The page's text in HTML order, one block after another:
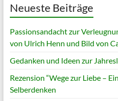
Neueste Beiträge
Passionsandacht zur
von Ulrich Henn und Bild von
Gedanken und Ideen zur
Rezension “Wege zur Liebe –
Selberdenken